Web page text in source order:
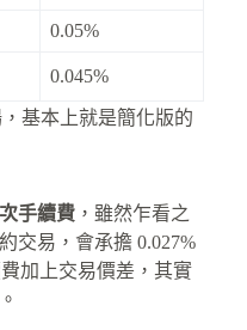
0.05%
0.045%
基本上就是簡化版的
手續費 ，雖然乍看之
交易，會承擔 0.027%
加上交易價差，其實